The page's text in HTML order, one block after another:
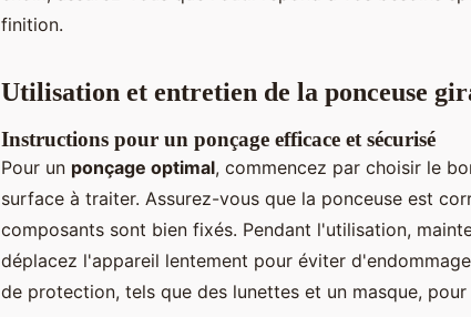
finition.
Utilisation et entretien de la ponceuse
Instructions pour un ponçage efficace et sécurisé
Pour un ponçage optimal, commencez par choisir le
surface à traiter. Assurez-vous que la ponceuse est
composants sont bien fixés. Pendant l'utilisation,
déplacez l'appareil lentement pour éviter
de protection, tels que des lunettes et un masque,